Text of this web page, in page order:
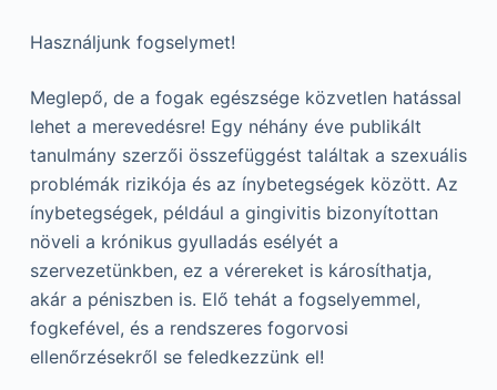
Használjunk fogselymet!
Meglepő, de a fogak egészsége közvetlen hatással
lehet a merevedésre! Egy néhány éve publikált
tanulmány szerzői összefüggést találtak a szexuális
problémák rizikója és az ínybetegségek között. Az
ínybetegségek, például a gingivitis bizonyítottan
növeli a krónikus gyulladás esélyét a
szervezetünkben, ez a vérereket is károsíthatja,
akár a péniszben is. Elő tehát a fogselyemmel,
fogkefével, és a rendszeres fogorvosi
ellenőrzésekről se feledkezzünk el!